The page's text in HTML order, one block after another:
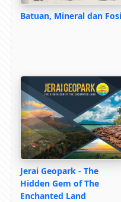
Batuan, Mineral dan
Jerai Geopark - The
Hidden Gem of The
Enchanted Land